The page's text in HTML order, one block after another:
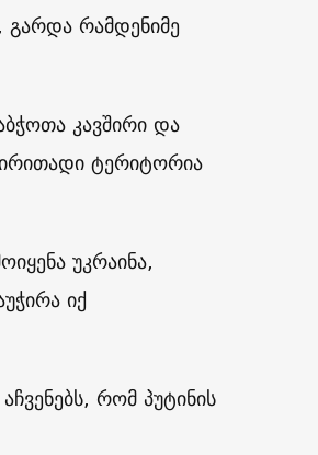
რამდენიმე
კავშირი და
ტერიტორია
უკრაინა,
იქ
რომ პუტინის